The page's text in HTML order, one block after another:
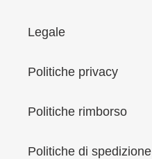
Legale
Politiche privacy
Politiche rimborso
Politiche di spedizione